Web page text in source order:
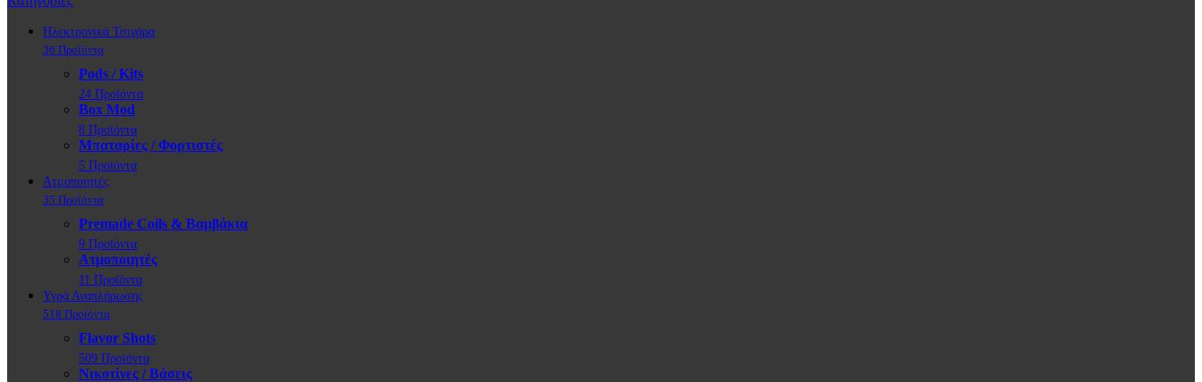
Ηλεκτρονικά Τσιγάρα
36 Προϊόντα
Pods / Kits
24 Προϊόντα
Box Mod
8 Προϊόντα
Μπαταρίες / Φορτιστές
5 Προϊόντα
Ατμοποιητές
35 Προϊόντα
Premade Coils & Βαμβάκια
9 Προϊόντα
Ατμοποιητές
11 Προϊόντα
Υγρά Αναπλήρωσης
518 Προϊόντα
Flavor Shots
509 Προϊόντα
Νικοτίνες / Βάσεις